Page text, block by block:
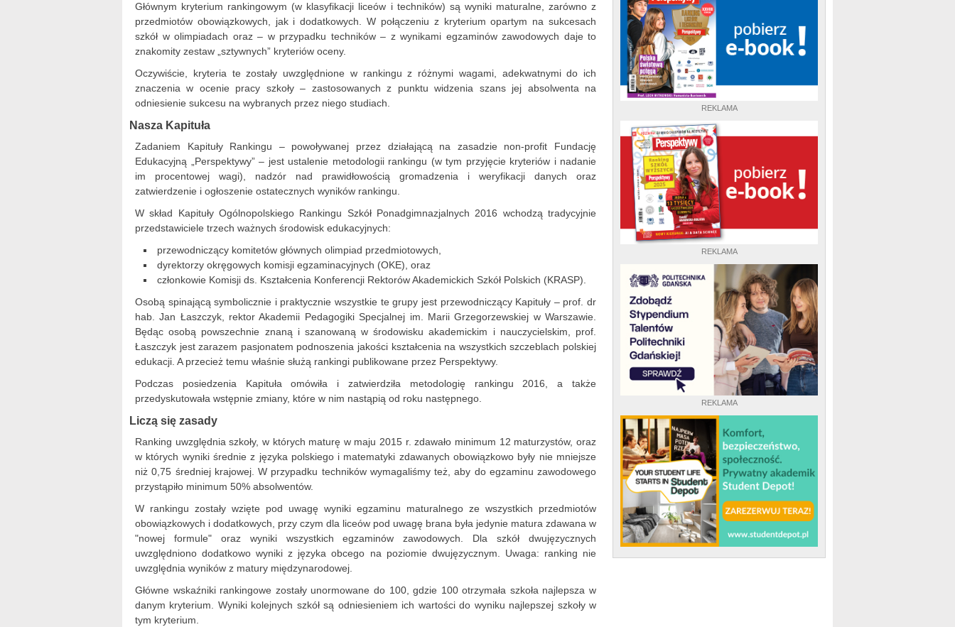
REKLAMA
REKLAMA
REKLAMA
Głównym kryterium rankingowym (w klasyfikacji liceów i techników) są wyniki maturalne, zarówno z
przedmiotów obowiązkowych, jak i dodatkowych. W połączeniu z kryterium opartym na sukcesach
szkół w olimpiadach oraz – w przypadku techników – z wynikami egzaminów zawodowych daje to
znakomity zestaw „sztywnych” kryteriów oceny.
Oczywiście, kryteria te zostały uwzględnione w rankingu z różnymi wagami, adekwatnymi do ich
znaczenia w ocenie pracy szkoły – zastosowanych z punktu widzenia szans jej absolwenta na
odniesienie sukcesu na wybranych przez niego studiach.
Nasza Kapituła
Zadaniem Kapituły Rankingu – powoływanej przez działającą na zasadzie non-profit Fundację
Edukacyjną „Perspektywy” – jest ustalenie metodologii rankingu (w tym przyjęcie kryteriów i nadanie
im procentowej wagi), nadzór nad prawidłowością gromadzenia i weryfikacji danych oraz
zatwierdzenie i ogłoszenie ostatecznych wyników rankingu.
W skład Kapituły Ogólnopolskiego Rankingu Szkół Ponadgimnazjalnych 2016 wchodzą tradycyjnie
przedstawiciele trzech ważnych środowisk edukacyjnych:
przewodniczący komitetów głównych olimpiad przedmiotowych,
dyrektorzy okręgowych komisji egzaminacyjnych (OKE), oraz
członkowie Komisji ds. Kształcenia Konferencji Rektorów Akademickich Szkół Polskich (KRASP).
Osobą spinającą symbolicznie i praktycznie wszystkie te grupy jest przewodniczący Kapituły – prof. dr
hab. Jan Łaszczyk, rektor Akademii Pedagogiki Specjalnej im. Marii Grzegorzewskiej w Warszawie.
Będąc osobą powszechnie znaną i szanowaną w środowisku akademickim i nauczycielskim, prof.
Łaszczyk jest zarazem pasjonatem podnoszenia jakości kształcenia na wszystkich szczeblach polskiej
edukacji. A przecież temu właśnie służą rankingi publikowane przez Perspektywy.
Podczas posiedzenia Kapituła omówiła i zatwierdziła metodologię rankingu 2016, a także
przedyskutowała wstępnie zmiany, które w nim nastąpią od roku następnego.
Liczą się zasady
Ranking uwzględnia szkoły, w których maturę w maju 2015 r. zdawało minimum 12 maturzystów, oraz
w których wyniki średnie z języka polskiego i matematyki zdawanych obowiązkowo były nie mniejsze
niż 0,75 średniej krajowej. W przypadku techników wymagaliśmy też, aby do egzaminu zawodowego
przystąpiło minimum 50% absolwentów.
W rankingu zostały wzięte pod uwagę wyniki egzaminu maturalnego ze wszystkich przedmiotów
obowiązkowych i dodatkowych, przy czym dla liceów pod uwagę brana była jedynie matura zdawana w
"nowej formule" oraz wyniki wszystkich egzaminów zawodowych. Dla szkół dwujęzycznych
uwzględniono dodatkowo wyniki z języka obcego na poziomie dwujęzycznym. Uwaga: ranking nie
uwzględnia wyników z matury międzynarodowej.
Główne wskaźniki rankingowe zostały unormowane do 100, gdzie 100 otrzymała szkoła najlepsza w
danym kryterium. Wyniki kolejnych szkół są odniesieniem ich wartości do wyniku najlepszej szkoły w
tym kryterium.